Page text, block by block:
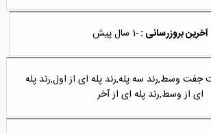
آخرین بروزرسانی :-1 سال پیش
جفت وسط,رند سه پله,رند پله ای از اول,رند پله
ای از وسط,رند پله ای از آخر